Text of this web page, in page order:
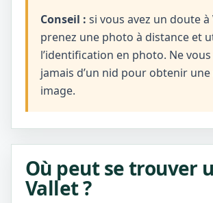
Conseil : si vous avez un doute à
prenez une photo à distance et
l’identification en photo. Ne
jamais d’un nid pour obtenir
image.
Où peut se trouver
Vallet ?